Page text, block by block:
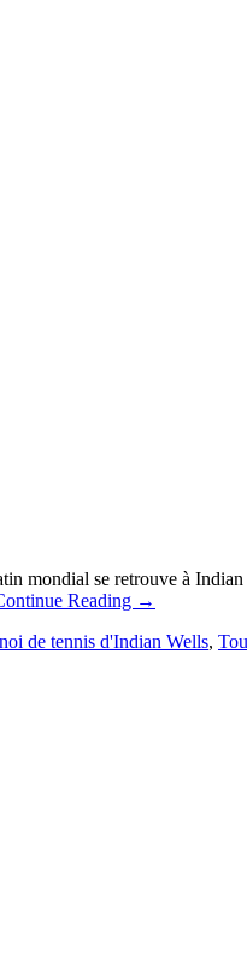
mondial se retrouve à
Reading →
de tennis d'Indian Wells,